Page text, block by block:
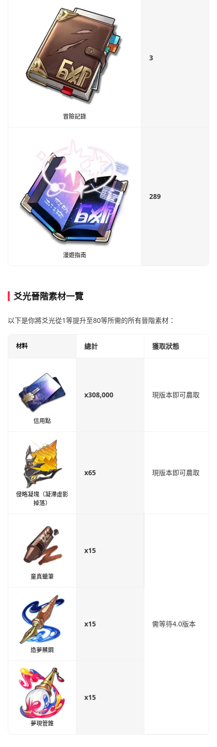
冒險記錄
3
漫遊指南
289
爻光晉階素材一覽
以下是你將爻光從1等提升至80等所需的所有晉階素材：
材料 總計 獲取狀態
信用點
x308,000 現版本即可農取
侵略凝塊（凝滯虛影
掉落）
x65 現版本即可農取
童真蠟筆
x15
需等待4.0版本
造夢蘸鋼
x15
夢現管錐
x15